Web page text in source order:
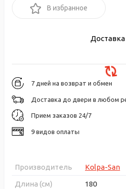
В избранное
Доставка
7 дней на возврат и обмен
Доставка до двери в любом
Прием заказов 24/7
9 видов оплаты
Производитель
Kolpa-San
Длина (см)
180